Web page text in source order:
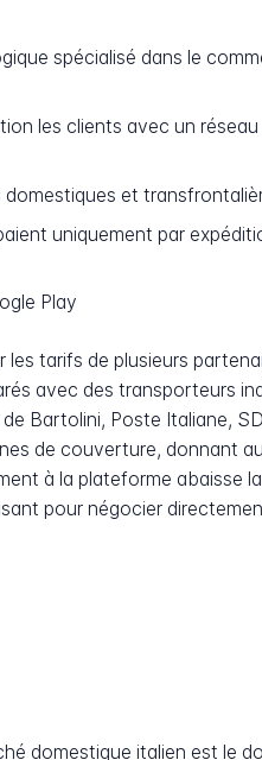
spécialisé dans le
les clients avec un
et
uniquement par
Play
tarifs de plusieurs
avec des transporteurs
Bartolini, Poste Italiane,
de couverture, donnant
à la plateforme abaisse
pour négocier
domestique italien est le